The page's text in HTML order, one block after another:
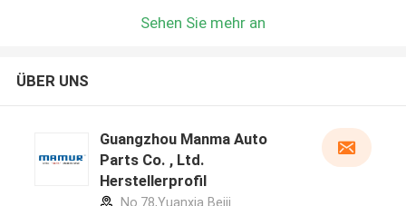
Sehen Sie mehr an
ÜBER UNS
Guangzhou Manma Auto
Parts Co. , Ltd.
Herstellerprofil
No.78,Yuanxia Beiji